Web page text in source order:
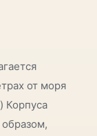
от моря
Корпуса